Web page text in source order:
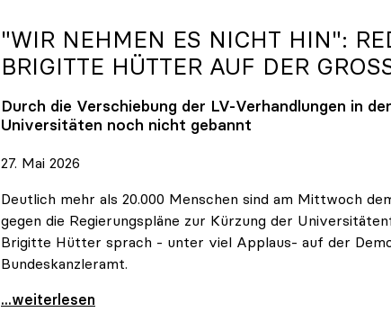
"WIR NEHMEN ES NICHT HIN":
BRIGITTE HÜTTER AUF DER
Durch die Verschiebung der LV-Verhandlungen in
Universitäten noch nicht gebannt
27. Mai 2026
Deutlich mehr als 20.000 Menschen sind am Mittwoch
gegen die Regierungspläne zur Kürzung der
Brigitte Hütter sprach - unter viel Applaus- auf der
Bundeskanzleramt.
\"Wir nehmen es nicht hin\": Rede von
...weiterlesen